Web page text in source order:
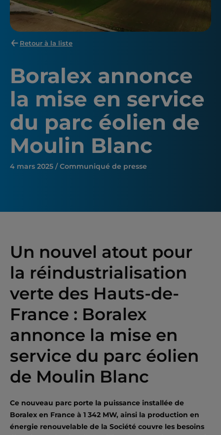
Retour à la liste
Boralex annonce
la mise en service
du parc éolien de
Moulin Blanc
4 mars 2025 / Communiqué de presse
Un nouvel atout pour
la réindustrialisation
verte des Hauts-de-
France : Boralex
annonce la mise en
service du parc éolien
de Moulin Blanc
Ce nouveau parc porte la puissance installée de
Boralex en France à 1 342 MW, ainsi la production en
énergie renouvelable de la Société couvre les besoins